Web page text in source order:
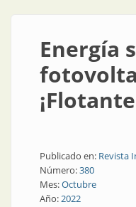
Energía
Publicado en: Revista
Número:380
Mes:Octubre
Año:2022